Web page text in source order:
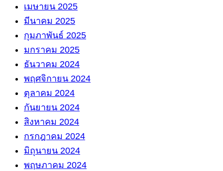
เมษายน 2025
มีนาคม 2025
กุมภาพันธ์ 2025
มกราคม 2025
ธันวาคม 2024
พฤศจิกายน 2024
ตุลาคม 2024
กันยายน 2024
สิงหาคม 2024
กรกฎาคม 2024
มิถุนายน 2024
พฤษภาคม 2024